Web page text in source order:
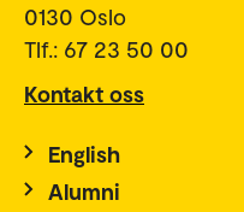
0130 Oslo
Tlf.: 67 23 50 00
Kontakt oss
English
Alumni